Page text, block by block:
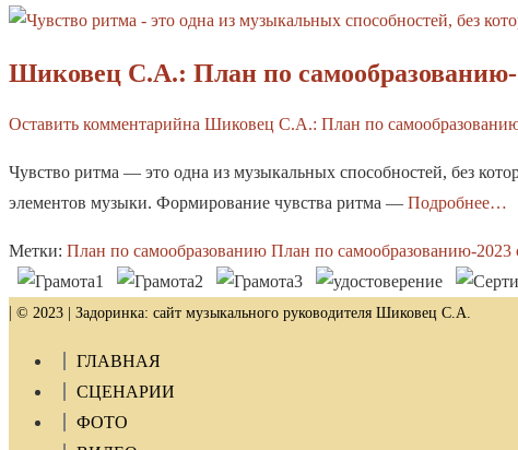
Шиковец С.А.: План по самообразованию-
Оставить комментарийна Шиковец С.А.: План по
Чувство ритма — это одна из музыкальных способностей, без
элементов музыки. Формирование чувства ритма — Подробнее…
Метки: План по самообразованию План по самообразованию-2023
| © 2023 | Задоринка: сайт музыкального руководителя Шиковец С.А.
ГЛАВНАЯ
СЦЕНАРИИ
ФОТО